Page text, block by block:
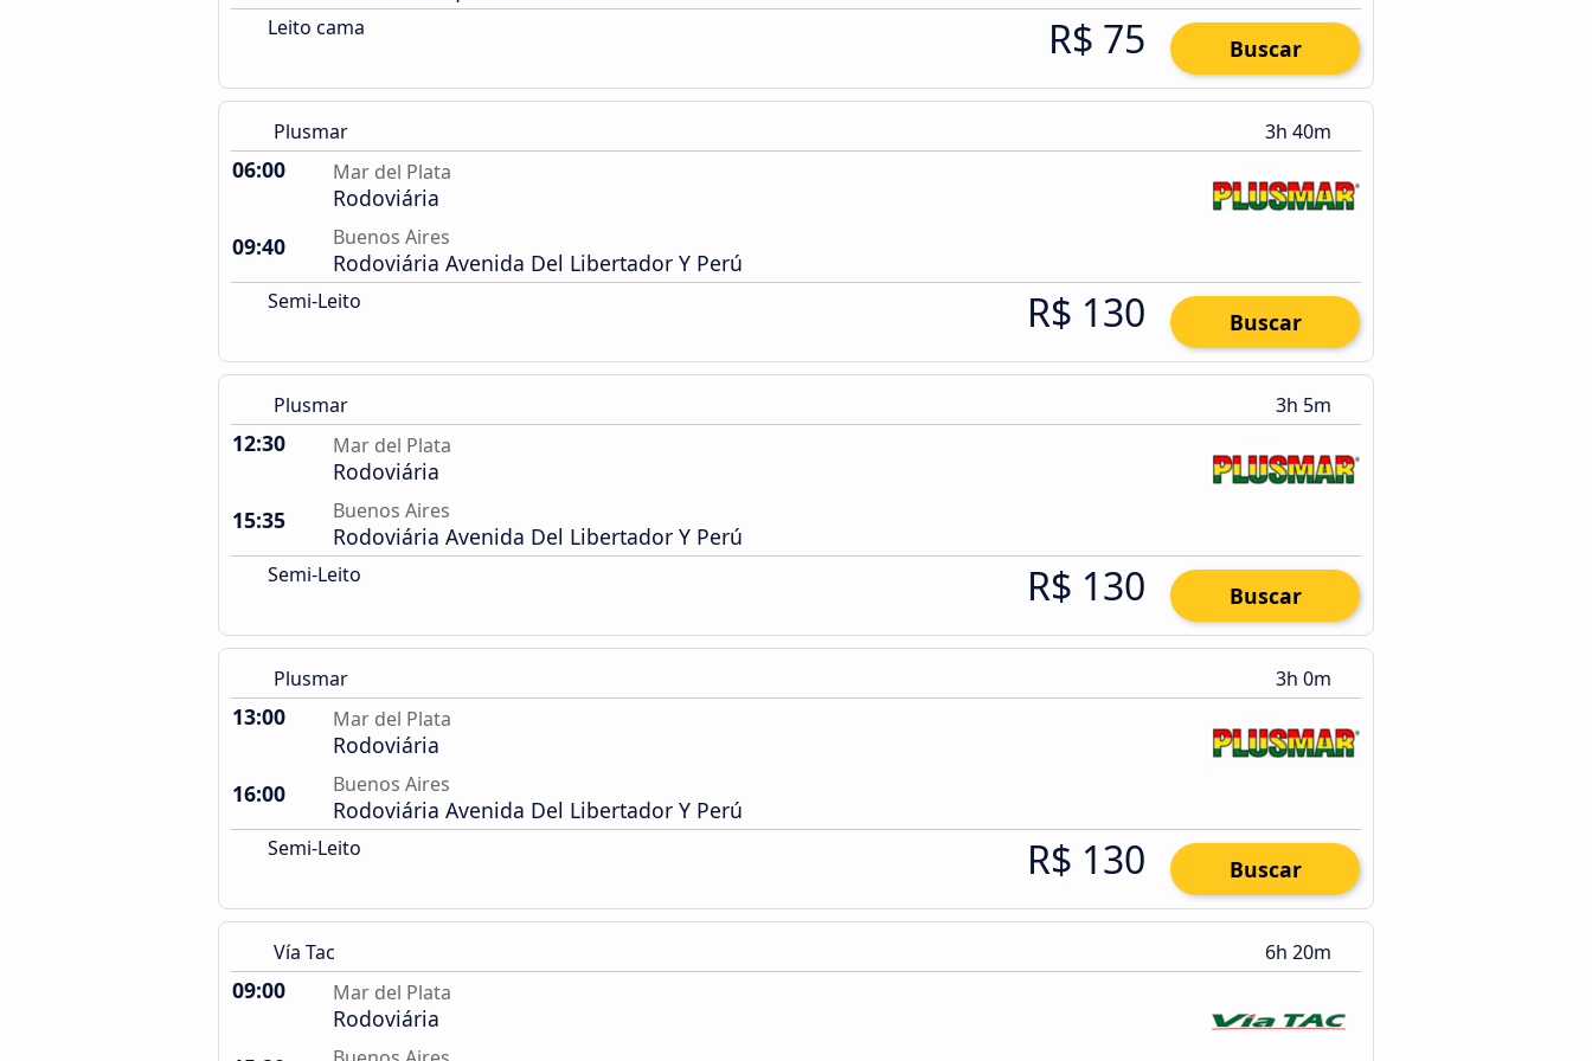
Leito cama R$ 75 Buscar
Plusmar 3h 40m
06:00 Mar del Plata
Rodoviária
09:40
Buenos Aires
Rodoviária Avenida Del Libertador Y Perú
Semi-Leito R$ 130 Buscar
Plusmar 3h 5m
12:30 Mar del Plata
Rodoviária
15:35
Buenos Aires
Rodoviária Avenida Del Libertador Y Perú
Semi-Leito R$ 130 Buscar
Plusmar 3h 0m
13:00 Mar del Plata
Rodoviária
16:00
Buenos Aires
Rodoviária Avenida Del Libertador Y Perú
Semi-Leito R$ 130 Buscar
Vía Tac 6h 20m
09:00 Mar del Plata
Rodoviária